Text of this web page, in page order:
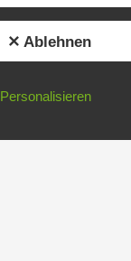
✕ Ablehnen
Personalisieren